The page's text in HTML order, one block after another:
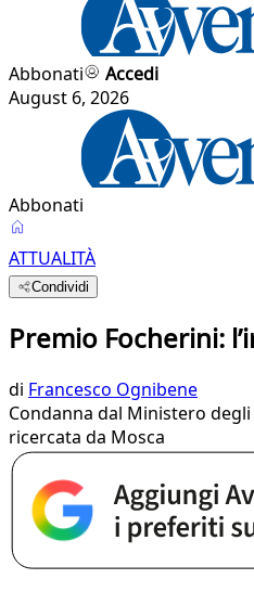
Abbonati
Accedi
August 6, 2026
Abbonati
ATTUALITÀ
Condividi
Premio Focherini:
di Francesco Ognibene
Condanna dal Ministero
ricercata da Mosca